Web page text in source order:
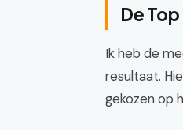
De
Ik heb de
resultaat.
gekozen op